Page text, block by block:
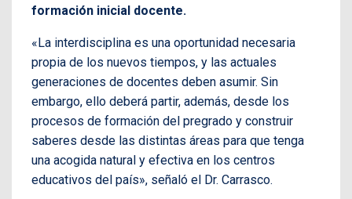
formación inicial docente.
«La interdisciplina es una oportunidad necesaria
propia de los nuevos tiempos, y las actuales
generaciones de docentes deben asumir. Sin
embargo, ello deberá partir, además, desde los
procesos de formación del pregrado y construir
saberes desde las distintas áreas para que tenga
una acogida natural y efectiva en los centros
educativos del país», señaló el Dr. Carrasco.